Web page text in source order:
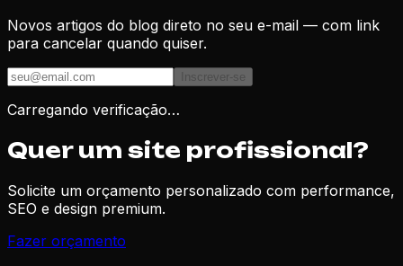
Novos artigos do blog direto no seu e-mail — com link
para cancelar quando quiser.
Inscrever-se
Carregando verificação…
Quer um site profissional?
Solicite um orçamento personalizado com performance,
SEO e design premium.
Fazer orçamento